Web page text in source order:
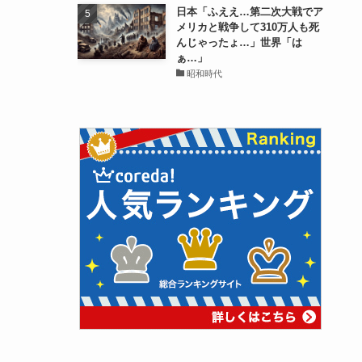
日本「ふええ…第二次大戦でア
メリカと戦争して310万人も死
んじゃったょ…」世界「は
ぁ…」
昭和時代